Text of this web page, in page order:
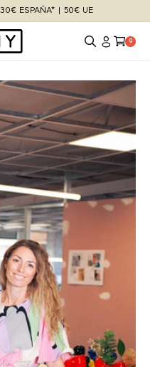
30€ ESPAÑA* | 50€ UE
Iniciar
sesión Carrito0
0
artículos